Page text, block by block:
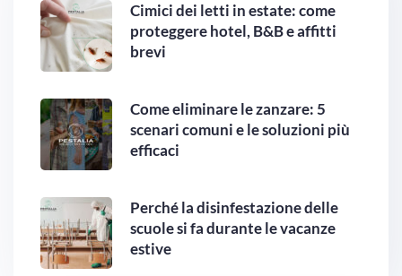
Cimici dei letti in estate: come
proteggere hotel, B&B e affitti
brevi
Come eliminare le zanzare: 5
scenari comuni e le soluzioni più
efficaci
Perché la disinfestazione delle
scuole si fa durante le vacanze
estive